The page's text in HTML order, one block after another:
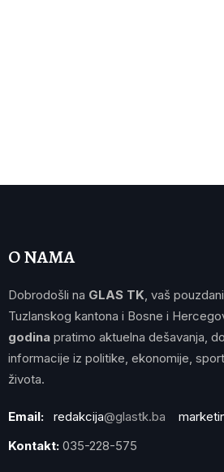
O NAMA
Dobrodošli na GLAS TK , vaš
Tuzlanskog kantona i Bosne i
godina pratimo aktuelna dešavanja,
informacije iz politike, ekonomije,
života.
Email: redakcija@glastk.ba
Kontakt: 035-228-575